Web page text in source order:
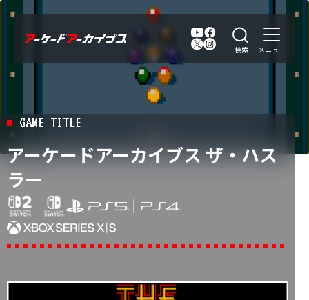
GAME TITLE
アーケードアーカイブス ザ・ハス
ラー